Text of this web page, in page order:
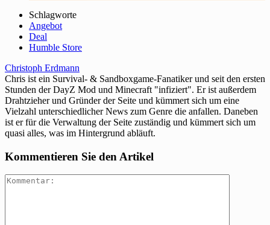
Schlagworte
Angebot
Deal
Humble Store
Christoph Erdmann
Chris ist ein Survival- & Sandboxgame-Fanatiker und seit den ersten
Stunden der DayZ Mod und Minecraft "infiziert". Er ist außerdem
Drahtzieher und Gründer der Seite und kümmert sich um eine
Vielzahl unterschiedlicher News zum Genre die anfallen. Daneben
ist er für die Verwaltung der Seite zuständig und kümmert sich um
quasi alles, was im Hintergrund abläuft.
Kommentieren Sie den Artikel